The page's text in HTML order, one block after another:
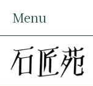
Menu